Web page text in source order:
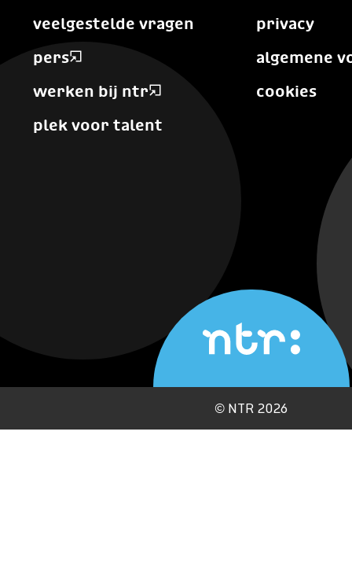
veelgestelde vragen
pers
werken bij ntr
plek voor talent
privacy
algemene
cookies
© NTR 2026